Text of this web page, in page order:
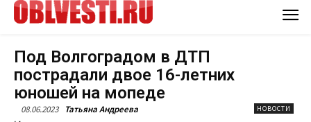
Под Волгоградом в ДТП
пострадали двое 16-летних
юношей на мопеде
08.06.2023 Татьяна Андреева НОВОСТИ